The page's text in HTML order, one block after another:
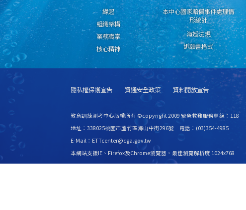
緣起
組織架構
業務職掌
核心精神
本中心國家賠償事件處理情
形統計
海巡法規
訴願書格式
隱私權保護宣告 資通安全政策 資料開放宣告
教育訓練測考中心版權所有 ©copyright 2009 緊急救難服務專線：118
地址：338025桃園市蘆竹區海山中街296號 電話：(03)354-4985
E-Mail：ETTcenter@cga.gov.tw
本網站支援IE、Firefox及Chrome瀏覽器，最佳瀏覽解析度 1024x768
更新日期115年08月06日 瀏覽人次2527682